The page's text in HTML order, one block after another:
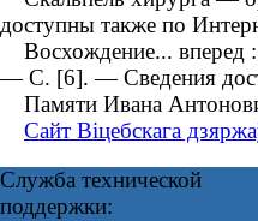
доступны также по
Восхождение... вперед
— С. [6]. — Сведения
Памяти Ивана
Сайт Віцебскага
Служба технической
поддержки: